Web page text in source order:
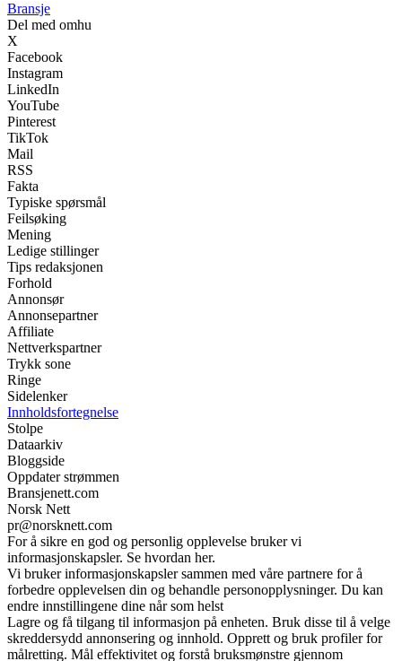
Bransje
Del med omhu
X
Facebook
Instagram
LinkedIn
YouTube
Pinterest
TikTok
Mail
RSS
Fakta
Typiske spørsmål
Feilsøking
Mening
Ledige stillinger
Tips redaksjonen
Forhold
Annonsør
Annonsepartner
Affiliate
Nettverkspartner
Trykk sone
Ringe
Sidelenker
Innholdsfortegnelse
Stolpe
Dataarkiv
Bloggside
Oppdater strømmen
Bransjenett.com
Norsk Nett
pr@norsknett.com
For å sikre en god og personlig opplevelse bruker vi
informasjonskapsler. Se hvordan her.
Vi bruker informasjonskapsler sammen med våre partnere for å
forbedre opplevelsen din og behandle personopplysninger. Du kan
endre innstillingene dine når som helst
Lagre og få tilgang til informasjon på enheten. Bruk disse til å velge
skreddersydd annonsering og innhold. Opprett og bruk profiler for
målretting. Mål effektivitet og forstå bruksmønstre gjennom